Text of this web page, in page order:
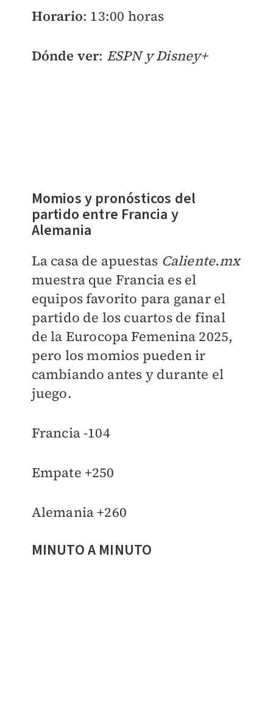
Horario: 13:00 horas
Dónde ver: ESPN y Disney+
Momios y pronósticos del
partido entre Francia y
Alemania
La casa de apuestas Caliente.mx
muestra que Francia es el
equipos favorito para ganar el
partido de los cuartos de final
de la Eurocopa Femenina 2025,
pero los momios pueden ir
cambiando antes y durante el
juego.
Francia -104
Empate +250
Alemania +260
MINUTO A MINUTO